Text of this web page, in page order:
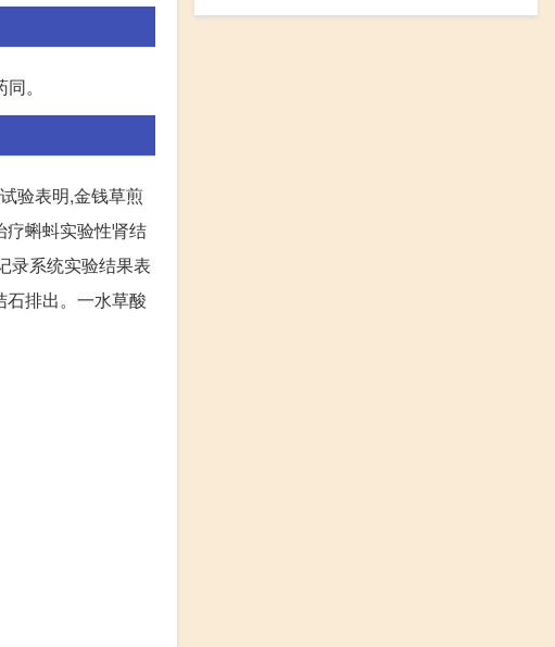
。
验表明,金钱草煎
疗蝌蚪实验性肾结
录系统实验结果表
排出。一水草酸